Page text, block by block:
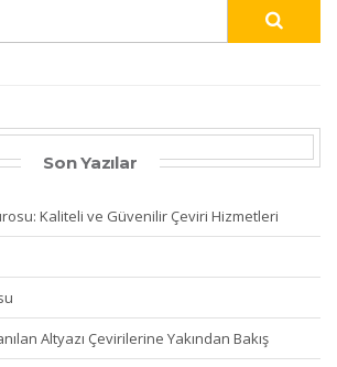
Son Yazılar
Kaliteli ve Güvenilir Çeviri Hizmetleri
Altyazı Çevirilerine Yakından Bakış